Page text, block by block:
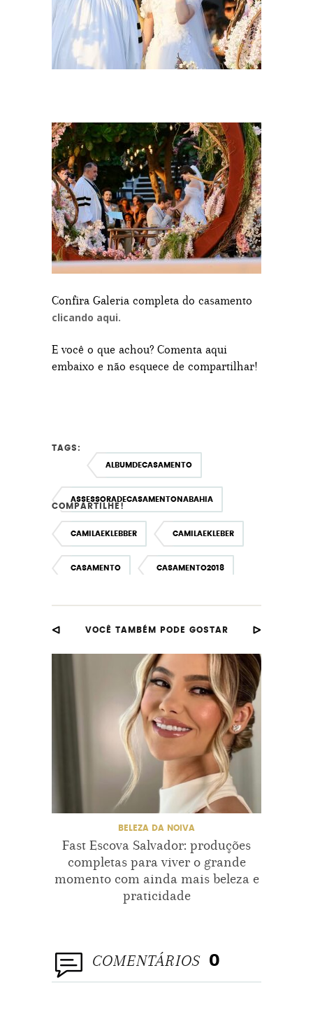
Confira Galeria completa do casamento
clicando aqui.
E você o que achou? Comenta aqui
embaixo e não esquece de compartilhar!
TAGS:
ALBUMDECASAMENTO
ASSESSORADECASAMENTONABAHIA
CAMILAEKLEBBER CAMILAEKLEBER
CASAMENTO CASAMENTO2018
CASAMENTOCQKT
CASAMENTODEFAMOSOS
CASAMENTOREAL2018
CASARNOBRASIL CASARNOCEARA
QUEIROZCASAMENTO
COMPARTILHE!
VOCÊ TAMBÉM PODE GOSTAR
BELEZA DA NOIVA
Fast Escova Salvador: produções
completas para viver o grande
momento com ainda mais beleza e
praticidade
COMENTÁRIOS 0